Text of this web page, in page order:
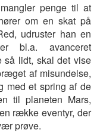
penge til at
om en skat på
udruster han en
bl.a. avanceret
så lidt, skal det vise
af misundelse,
med et spring af de
til planeten Mars,
række eventyr, der
prøve.